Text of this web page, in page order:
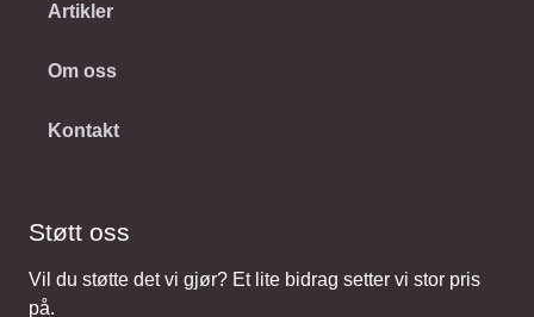
Artikler
Om oss
Kontakt
Støtt oss
Vil du støtte det vi gjør? Et lite bidrag setter vi stor pris
på.